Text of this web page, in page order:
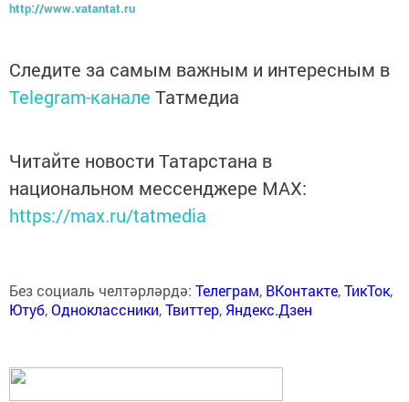
http://www.vatantat.ru
Следите за самым важным и интересным в
Telegram-канале Татмедиа
Читайте новости Татарстана в
национальном мессенджере MАХ:
https://max.ru/tatmedia
Без социаль челтәрләрдә: Телеграм, ВКонтакте,ТикТок,
Ютуб,Одноклассники,Твиттер, Яндекс.Дзен